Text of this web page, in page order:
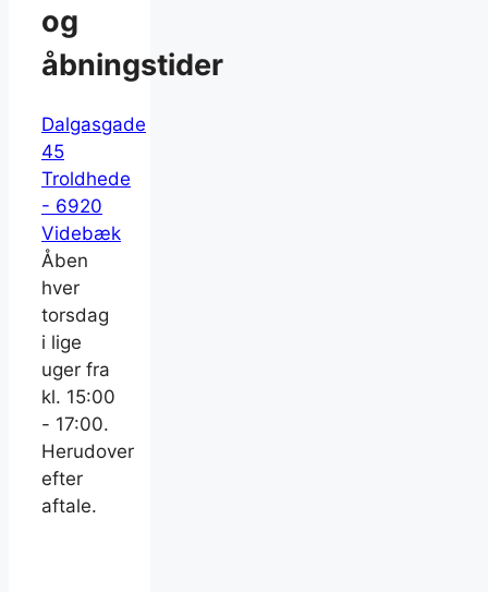
og
åbningstider
Dalgasgade
45
Troldhede
- 6920
Videbæk
Åben
hver
torsdag
i lige
uger fra
kl. 15:00
- 17:00.
Herudover
efter
aftale.